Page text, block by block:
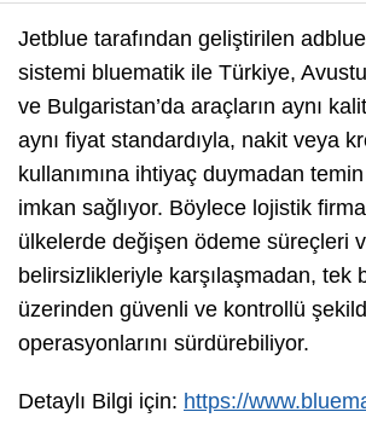
Jetblue tarafından geliştirilen
sistemi bluematik ile Türkiye,
ve Bulgaristan’da araçların aynı
aynı fiyat standardıyla, nakit veya
kullanımına ihtiyaç duymadan
imkan sağlıyor. Böylece lojistik
ülkelerde değişen ödeme süreçleri
belirsizlikleriyle karşılaşmadan, tek
üzerinden güvenli ve kontrollü
operasyonlarını sürdürebiliyor.
Detaylı Bilgi için: https://